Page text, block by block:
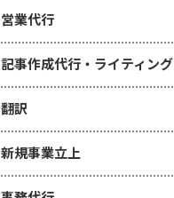
営業代行
記事作成代行・ライティング
翻訳
新規事業立上